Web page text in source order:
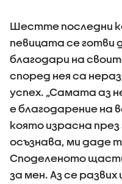
Шестте последни
певицата се готви
благодари на
според нея са
успех. „Самата аз
е благодарение на
която израсна
осъзнава, ми даде
Споделеното
за мен. Аз се развих